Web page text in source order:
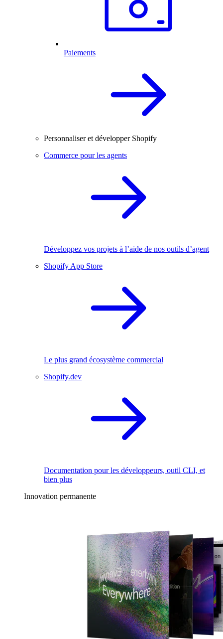
Paiements
Personnaliser et développer Shopify
Commerce pour les agents
Développez vos projets à l’aide de nos outils d’agent
Shopify App Store
Le plus grand écosystème commercial
Shopify.dev
Documentation pour les développeurs, outil CLI, et
bien plus
Innovation permanente